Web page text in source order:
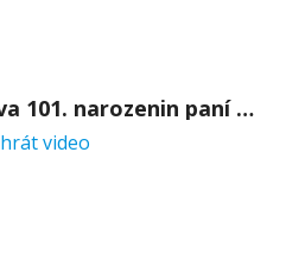
Oslava 101. narozenin paní Věry Skořepové
video